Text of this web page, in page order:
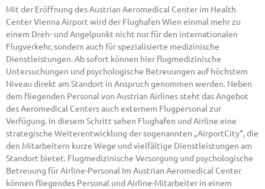
Mit der Eröffnung des Austrian Aeromedical Center im Health
Center Vienna Airport wird der Flughafen Wien einmal mehr zu
einem Dreh- und Angelpunkt nicht nur für den internationalen
Flugverkehr, sondern auch für spezialisierte medizinische
Dienstleistungen. Ab sofort können hier flugmedizinische
Untersuchungen und psychologische Betreuungen auf höchstem
Niveau direkt am Standort in Anspruch genommen werden. Neben
dem fliegenden Personal von Austrian Airlines steht das Angebot
des Aeromedical Centers auch externem Flugpersonal zur
Verfügung. In diesem Schritt sehen Flughafen und Airline eine
strategische Weiterentwicklung der sogenannten „AirportCity“, die
den Mitarbeitern kurze Wege und vielfältige Dienstleistungen am
Standort bietet. Flugmedizinische Versorgung und psychologische
Betreuung für Airline-Personal Im Austrian Aeromedical Center
können fliegendes Personal und Airline-Mitarbeiter in einem